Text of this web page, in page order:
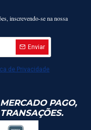
inscrevendo-se na nossa
Enviar
de Privacidade
PAGO,